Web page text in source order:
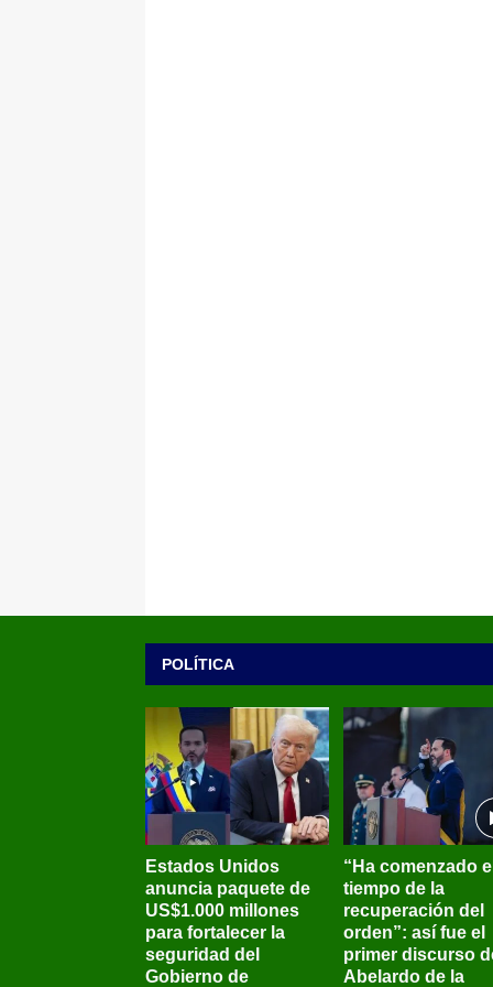
POLÍTICA
Estados Unidos
anuncia paquete de
US$1.000 millones
para fortalecer la
seguridad del
Gobierno de
“Ha comenzado el
tiempo de la
recuperación del
orden”: así fue el
primer discurso
Abelardo de la